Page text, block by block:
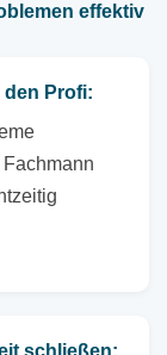
effektiv
Profi: